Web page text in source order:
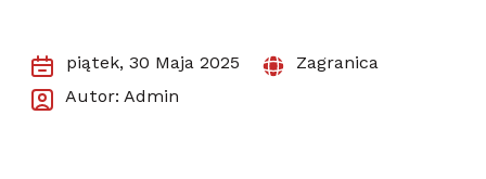
piątek, 30 Maja 2025
Zagranica
Autor: Admin